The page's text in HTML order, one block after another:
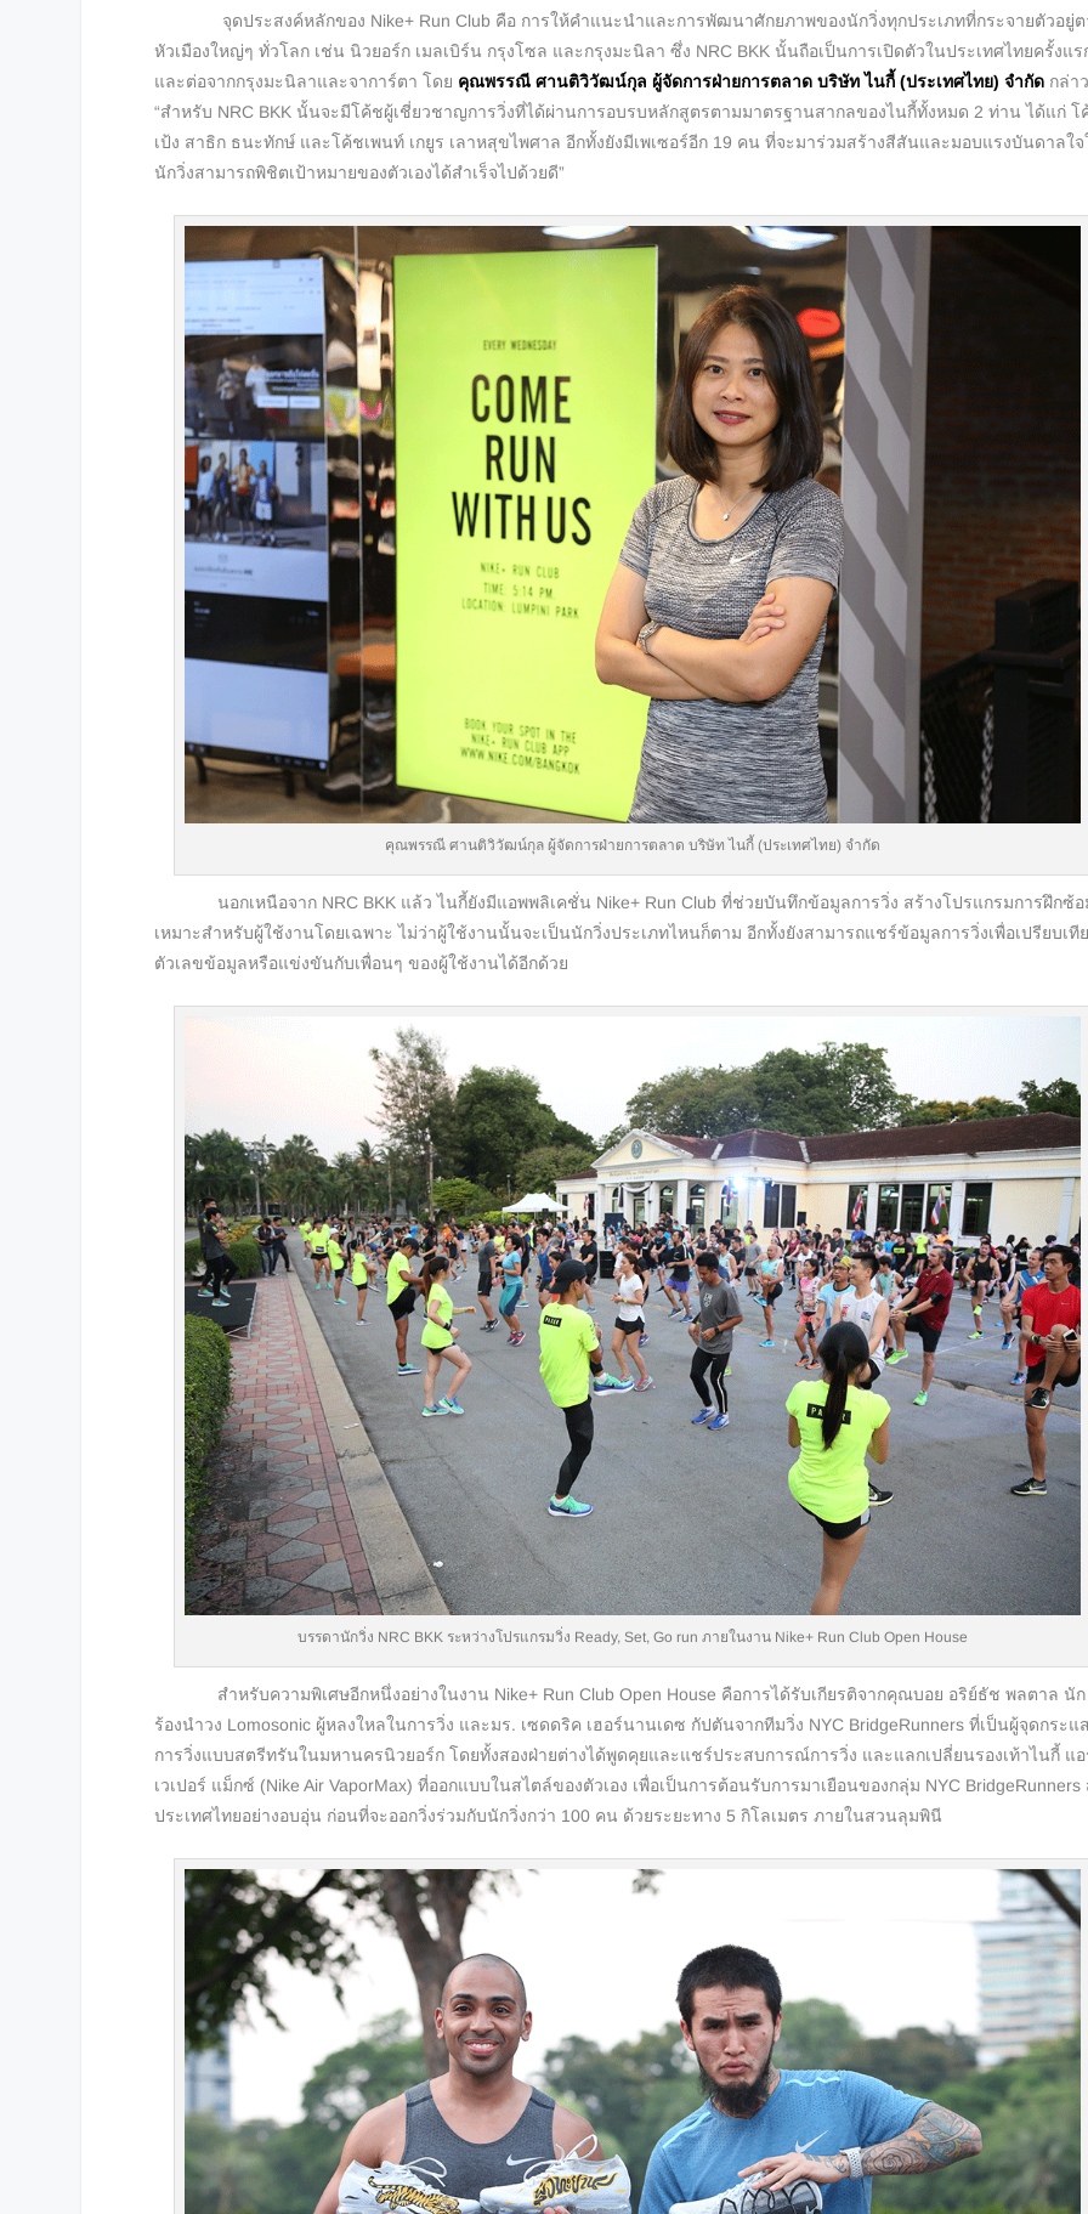
จุดประสงค์หลักของ Nike+ Run Club คือ การให้คำแนะนำและการพัฒนาศักยภาพของนักวิ่งทุกประเภทที่กระจายตัวอยู่
หัวเมืองใหญ่ๆ ทั่วโลก เช่น นิวยอร์ก เมลเบิร์น กรุงโซล และกรุงมะนิลา ซึ่ง NRC BKK นั้นถือเป็นการเปิดตัวในประเทศไทยครั้งแร
และต่อจากกรุงมะนิลาและจาการ์ตา โดย คุณพรรณี ศานติวิวัฒน์กุล ผู้จัดการฝ่ายการตลาด บริษัท ไนกี้ (ประเทศไทย) จำกัด กล่า
“สำหรับ NRC BKK นั้นจะมีโค้ชผู้เชี่ยวชาญการวิ่งที่ได้ผ่านการอบรบหลักสูตรตามมาตรฐานสากลของไนกี้ทั้งหมด 2 ท่าน ได้แก่ โ
เป้ง สาธิก ธนะทักษ์ และโค้ชเพนท์ เกยูร เลาหสุขไพศาล อีกทั้งยังมีเพเซอร์อีก 19 คน ที่จะมาร่วมสร้างสีสันและมอบแรงบันดาลใจ
นักวิ่งสามารถพิชิตเป้าหมายของตัวเองได้สำเร็จไปด้วยดี”
คุณพรรณี ศานติวิวัฒน์กุล ผู้จัดการฝ่ายการตลาด บริษัท ไนกี้ (ประเทศไทย) จำกัด
นอกเหนือจาก NRC BKK แล้ว ไนกี้ยังมีแอพพลิเคชั่น Nike+ Run Club ที่ช่วยบันทึกข้อมูลการวิ่ง สร้างโปรแกรมการฝึกซ้
เหมาะสำหรับผู้ใช้งานโดยเฉพาะ ไม่ว่าผู้ใช้งานนั้นจะเป็นนักวิ่งประเภทไหนก็ตาม อีกทั้งยังสามารถแชร์ข้อมูลการวิ่งเพื่อเปรียบเที
ตัวเลขข้อมูลหรือแข่งขันกับเพื่อนๆ ของผู้ใช้งานได้อีกด้วย
บรรดานักวิ่ง NRC BKK ระหว่างโปรแกรมวิ่ง Ready, Set, Go run ภายในงาน Nike+ Run Club Open House
สำหรับความพิเศษอีกหนึ่งอย่างในงาน Nike+ Run Club Open House คือการได้รับเกียรติจากคุณบอย อริย์ธัช พลตาล นัก
ร้องนำวง Lomosonic ผู้หลงใหลในการวิ่ง และมร. เซดดริค เฮอร์นานเดซ กัปตันจากทีมวิ่ง NYC BridgeRunners ที่เป็นผู้จุดกระแ
การวิ่งแบบสตรีทรันในมหานครนิวยอร์ก โดยทั้งสองฝ่ายต่างได้พูดคุยและแชร์ประสบการณ์การวิ่ง และแลกเปลี่ยนรองเท้าไนกี้ แ
เวเปอร์ แม็กซ์ (Nike Air VaporMax) ที่ออกแบบในสไตล์ของตัวเอง เพื่อเป็นการต้อนรับการมาเยือนของกลุ่ม NYC BridgeRunners
ประเทศไทยอย่างอบอุ่น ก่อนที่จะออกวิ่งร่วมกับนักวิ่งกว่า 100 คน ด้วยระยะทาง 5 กิโลเมตร ภายในสวนลุมพินี